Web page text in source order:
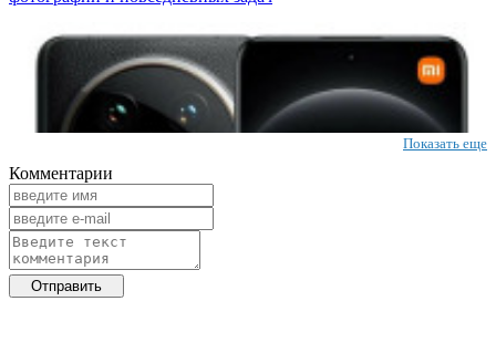
Показать еще
Комментарии